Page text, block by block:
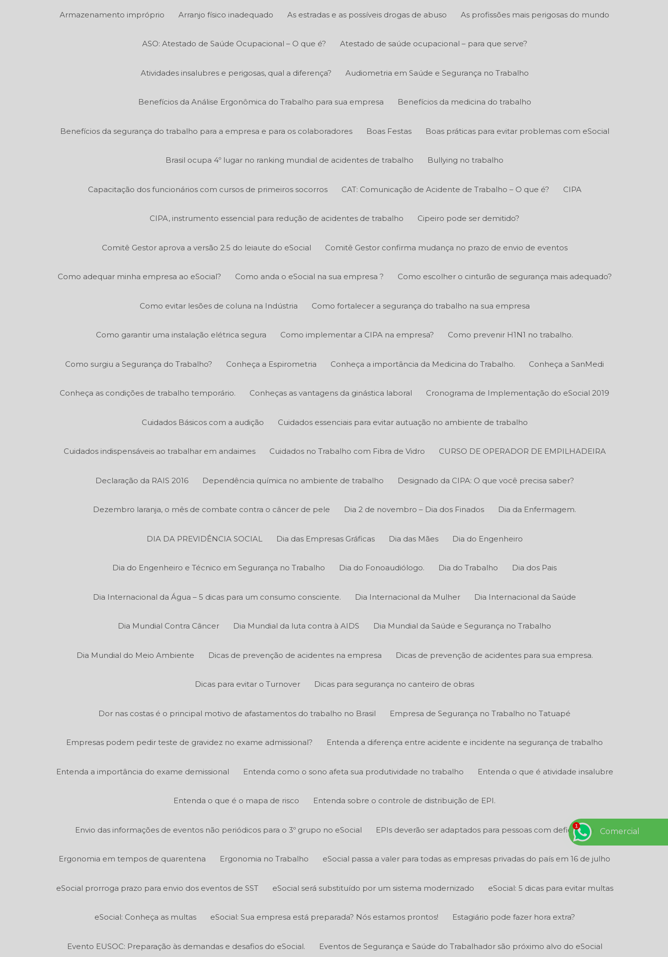
Armazenamento impróprio Arranjo físico inadequado As estradas e as possíveis drogas de abuso As profissões mais perigosas do mundo
ASO: Atestado de Saúde Ocupacional – O que é? Atestado de saúde ocupacional – para que serve?
Atividades insalubres e perigosas, qual a diferença? Audiometria em Saúde e Segurança no Trabalho
Benefícios da Análise Ergonômica do Trabalho para sua empresa Benefícios da medicina do trabalho
Benefícios da segurança do trabalho para a empresa e para os colaboradores Boas Festas Boas práticas para evitar problemas com eSocial
Brasil ocupa 4º lugar no ranking mundial de acidentes de trabalho Bullying no trabalho
Capacitação dos funcionários com cursos de primeiros socorros CAT: Comunicação de Acidente de Trabalho – O que é? CIPA
CIPA, instrumento essencial para redução de acidentes de trabalho Cipeiro pode ser demitido?
Comitê Gestor aprova a versão 2.5 do leiaute do eSocial Comitê Gestor confirma mudança no prazo de envio de eventos
Como adequar minha empresa ao eSocial? Como anda o eSocial na sua empresa ? Como escolher o cinturão de segurança mais adequado?
Como evitar lesões de coluna na Indústria Como fortalecer a segurança do trabalho na sua empresa
Como garantir uma instalação elétrica segura Como implementar a CIPA na empresa? Como prevenir H1N1 no trabalho.
Como surgiu a Segurança do Trabalho? Conheça a Espirometria Conheça a importância da Medicina do Trabalho. Conheça a SanMedi
Conheça as condições de trabalho temporário. Conheças as vantagens da ginástica laboral Cronograma de Implementação do eSocial 2019
Cuidados Básicos com a audição Cuidados essenciais para evitar autuação no ambiente de trabalho
Cuidados indispensáveis ao trabalhar em andaimes Cuidados no Trabalho com Fibra de Vidro CURSO DE OPERADOR DE EMPILHADEIRA
Declaração da RAIS 2016 Dependência química no ambiente de trabalho Designado da CIPA: O que você precisa saber?
Dezembro laranja, o mês de combate contra o câncer de pele Dia 2 de novembro – Dia dos Finados Dia da Enfermagem.
DIA DA PREVIDÊNCIA SOCIAL Dia das Empresas Gráficas Dia das Mães Dia do Engenheiro
Dia do Engenheiro e Técnico em Segurança no Trabalho Dia do Fonoaudiólogo. Dia do Trabalho Dia dos Pais
Dia Internacional da Água – 5 dicas para um consumo consciente. Dia Internacional da Mulher Dia Internacional da Saúde
Dia Mundial Contra Câncer Dia Mundial da luta contra à AIDS Dia Mundial da Saúde e Segurança no Trabalho
Dia Mundial do Meio Ambiente Dicas de prevenção de acidentes na empresa Dicas de prevenção de acidentes para sua empresa.
Dicas para evitar o Turnover Dicas para segurança no canteiro de obras
Dor nas costas é o principal motivo de afastamentos do trabalho no Brasil Empresa de Segurança no Trabalho no Tatuapé
Empresas podem pedir teste de gravidez no exame admissional? Entenda a diferença entre acidente e incidente na segurança de trabalho
Entenda a importância do exame demissional Entenda como o sono afeta sua produtividade no trabalho Entenda o que é atividade insalubre
Entenda o que é o mapa de risco Entenda sobre o controle de distribuição de EPI.
Envio das informações de eventos não periódicos para o 3º grupo no eSocial EPIs deverão ser adaptados para pessoas com deficiência
Ergonomia em tempos de quarentena Ergonomia no Trabalho eSocial passa a valer para todas as empresas privadas do país em 16 de julho
eSocial prorroga prazo para envio dos eventos de SST eSocial será substituído por um sistema modernizado eSocial: 5 dicas para evitar multas
eSocial: Conheça as multas eSocial: Sua empresa está preparada? Nós estamos prontos! Estagiário pode fazer hora extra?
Evento EUSOC: Preparação às demandas e desafios do eSocial. Eventos de Segurança e Saúde do Trabalhador são próximo alvo do eSocial
Comercial